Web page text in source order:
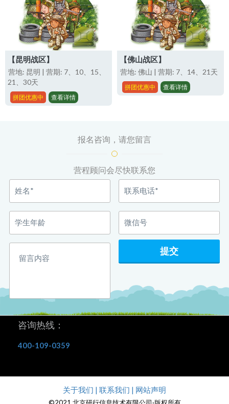
【昆明战区】
营地: 昆明 | 营期: 7、10、15、
21、30天
拼团优惠中 查看详情
【佛山战区】
营地: 佛山 | 营期: 7、14、21天
拼团优惠中 查看详情
报名咨询，请您留言
营程顾问会尽快联系您
咨询热线：
400-109-0359
关于我们 | 联系我们 | 网站声明